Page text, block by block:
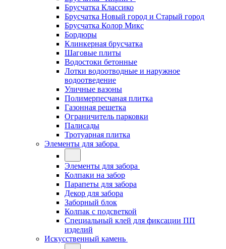
Брусчатка Классико
Брусчатка Новый город и Старый город
Брусчатка Колор Микс
Бордюры
Клинкерная брусчатка
Шаговые плиты
Водостоки бетонные
Лотки водоотводные и наружное
водоотведение
Уличные вазоны
Полимерпесчаная плитка
Газонная решетка
Ограничитель парковки
Палисады
Тротуарная плитка
Элементы для забора
Элементы для забора
Колпаки на забор
Парапеты для забора
Декор для забора
Заборный блок
Колпак с подсветкой
Специальный клей для фиксации ПП
изделий
Искусственный камень